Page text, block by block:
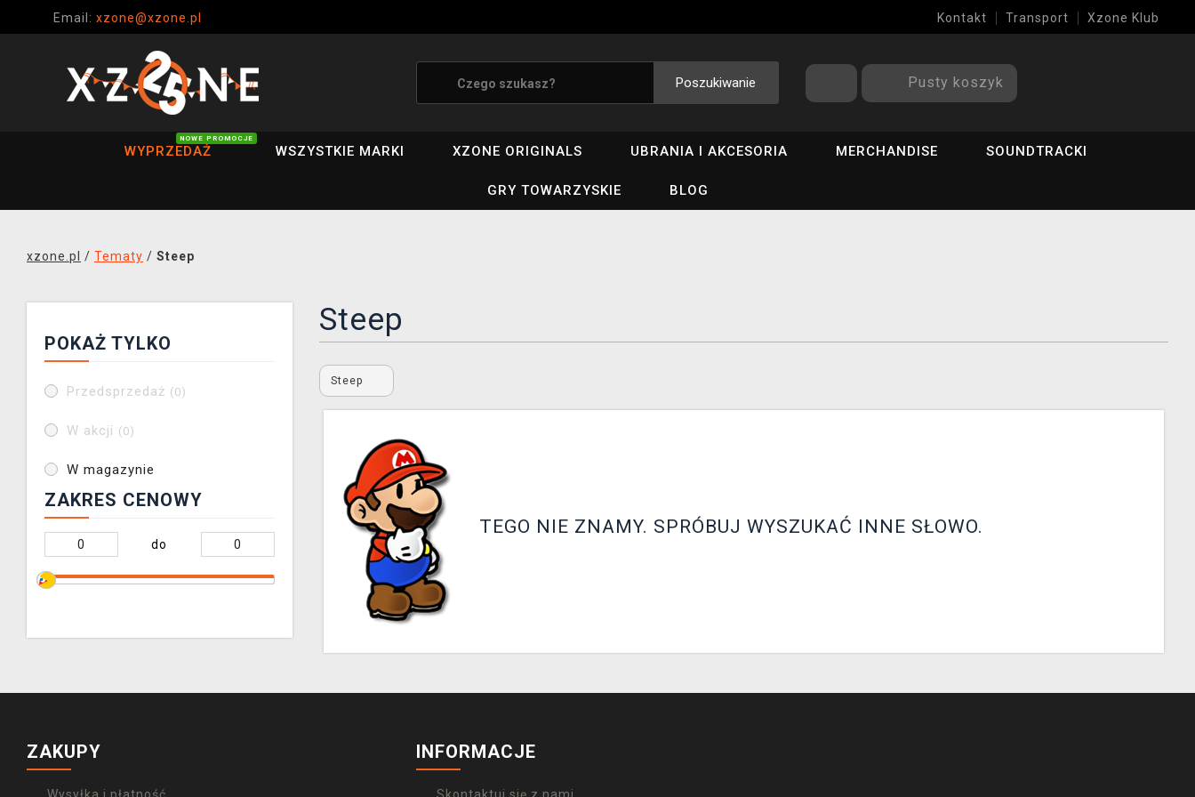
Email: xzone@xzone.pl Kontakt Transport Xzone Klub
Poszukiwanie Pusty koszyk
WYPRZEDAŻ
NOWE PROMOCJE
WSZYSTKIE MARKI XZONE ORIGINALS UBRANIA I AKCESORIA MERCHANDISE SOUNDTRACKI
GRY TOWARZYSKIE BLOG
xzone.pl / Tematy / Steep
POKAŻ TYLKO
Przedsprzedaż (0)
W akcji (0)
W magazynie
ZAKRES CENOWY
do
Steep
Steep
TEGO NIE ZNAMY. SPRÓBUJ WYSZUKAĆ INNE SŁOWO.
ZAKUPY INFORMACJE